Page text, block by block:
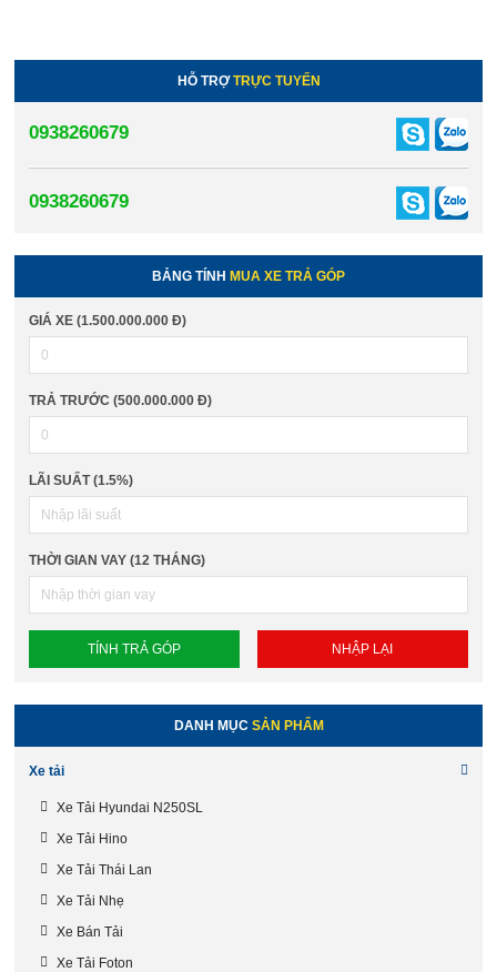
HỖ TRỢTRỰC TUYẾN
0938260679
0938260679
BẢNG TÍNH MUA XE TRẢ GÓP
GIÁ XE (1.500.000.000 Đ)
TRẢ TRƯỚC (500.000.000 Đ)
LÃI SUẤT (1.5%)
THỜI GIAN VAY (12 THÁNG)
DANH MỤC SẢN PHẨM
Xe tải
Xe Tải Hyundai N250SL
Xe Tải Hino
Xe Tải Thái Lan
Xe Tải Nhẹ
Xe Bán Tải
Xe Tải Foton